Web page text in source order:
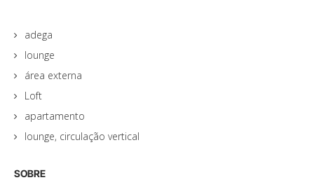
adega
lounge
área externa
Loft
apartamento
lounge, circulação vertical
SOBRE